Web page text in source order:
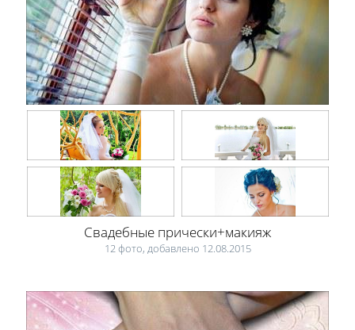
Свадебные прически+макияж
12 фото, добавлено 12.08.2015